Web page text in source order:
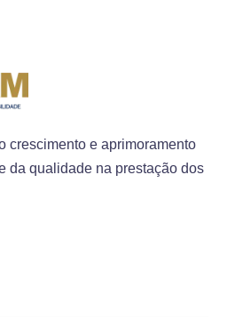
crescimento e aprimoramento
da qualidade na prestação dos